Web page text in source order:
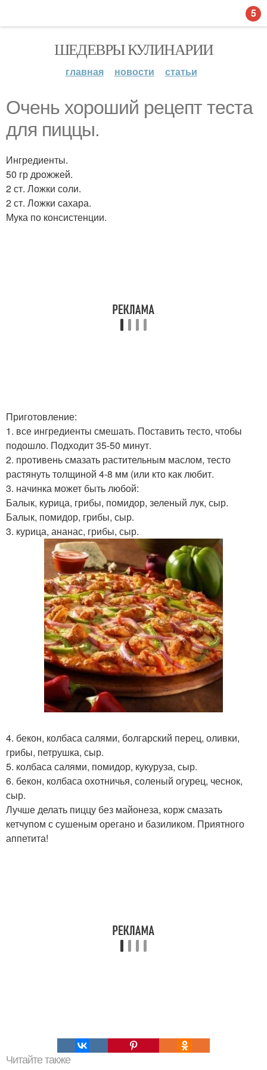
ШЕДЕВРЫ КУЛИНАРИИ
главная новости статьи
Очень хороший рецепт теста
для пиццы.
Ингредиенты.
50 гр дрожжей.
2 ст. Ложки соли.
2 ст. Ложки сахара.
Мука по консистенции.
Приготовление:
1. все ингредиенты смешать. Поставить тесто, чтобы
подошло. Подходит 35-50 минут.
2. противень смазать растительным маслом, тесто
растянуть толщиной 4-8 мм (или кто как любит.
3. начинка может быть любой:
Балык, курица, грибы, помидор, зеленый лук, сыр.
Балык, помидор, грибы, сыр.
3. курица, ананас, грибы, сыр.
4. бекон, колбаса салями, болгарский перец, оливки,
грибы, петрушка, сыр.
5. колбаса салями, помидор, кукуруза, сыр.
6. бекон, колбаса охотничья, соленый огурец, чеснок,
сыр.
Лучше делать пиццу без майонеза, корж смазать
кетчупом с сушеным орегано и базиликом. Приятного
аппетита!
Читайте также
5